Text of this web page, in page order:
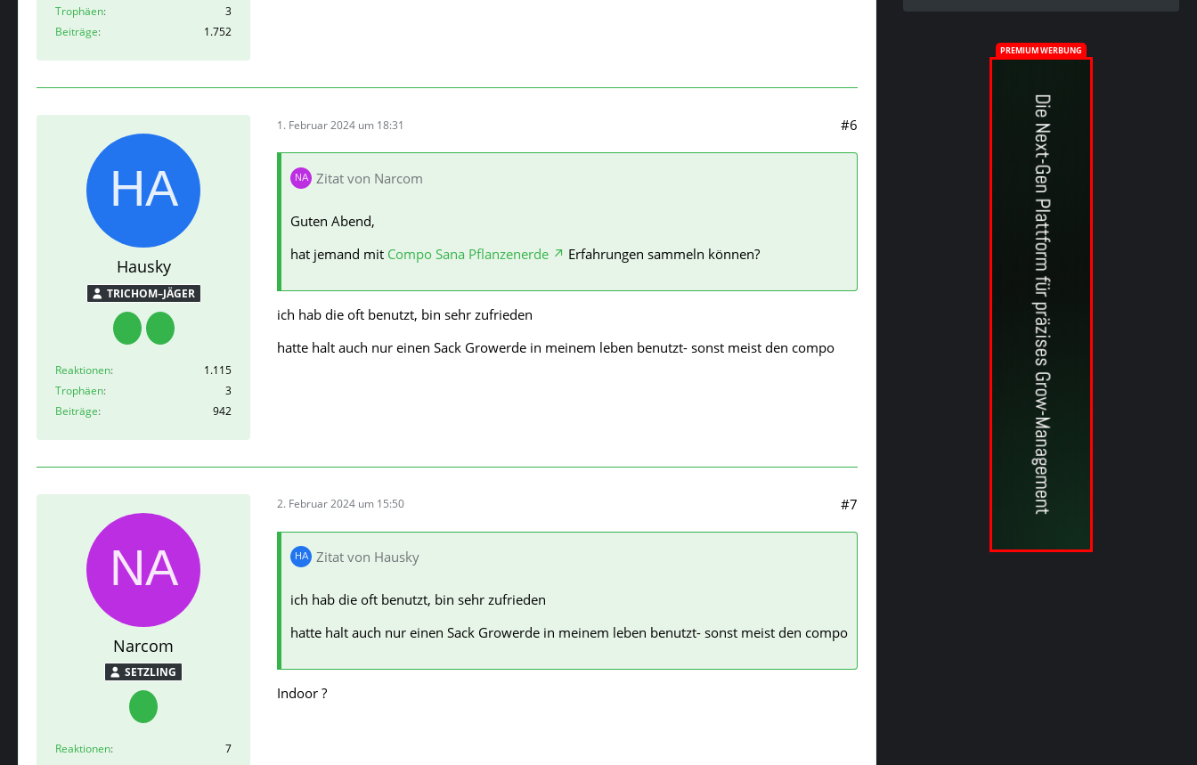
Trophäen
3
Beiträge
1.752
Hausky
TRICHOM–JÄGER
Reaktionen
1.115
Trophäen
3
Beiträge
942
1. Februar 2024 um 18:31 #6
Zitat von Narcom
Guten Abend,
hat jemand mit Compo Sana Pflanzenerde Erfahrungen sammeln können?
ich hab die oft benutzt, bin sehr zufrieden
hatte halt auch nur einen Sack Growerde in meinem leben benutzt- sonst meist den compo
Narcom
SETZLING
Reaktionen
7
2. Februar 2024 um 15:50 #7
Zitat von Hausky
ich hab die oft benutzt, bin sehr zufrieden
hatte halt auch nur einen Sack Growerde in meinem leben benutzt- sonst meist den compo
Indoor ?
PREMIUM WERBUNG